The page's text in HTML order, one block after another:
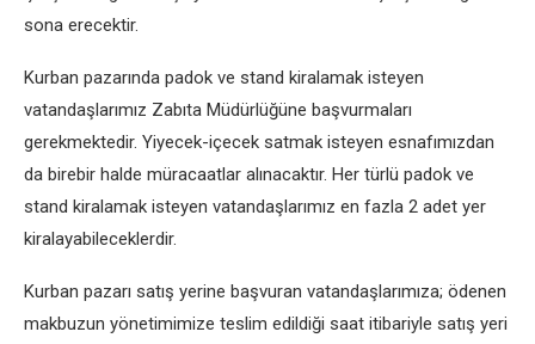
sona erecektir.
Kurban pazarında padok ve stand kiralamak isteyen
vatandaşlarımız Zabıta Müdürlüğüne başvurmaları
gerekmektedir. Yiyecek-içecek satmak isteyen esnafımızdan
da birebir halde müracaatlar alınacaktır. Her türlü padok ve
stand kiralamak isteyen vatandaşlarımız en fazla 2 adet yer
kiralayabileceklerdir.
Kurban pazarı satış yerine başvuran vatandaşlarımıza; ödenen
makbuzun yönetimimize teslim edildiği saat itibariyle satış yeri